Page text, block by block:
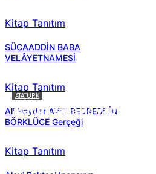
Kitap Tanıtım
SÜCAADDİN BABA
VELÂYETNAMESİ
Kitap Tanıtım
Ali Haydar AVCI BEDREDDİN
BÖRKLÜCE Gerçeği
Kitap Tanıtım
ATATÜRK
Atatürk sana ne yaptı?